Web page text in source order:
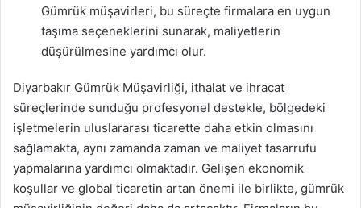
Gümrük müşavirleri, bu süreçte firmalara en uygun
taşıma seçeneklerini sunarak, maliyetlerin
düşürülmesine yardımcı olur.
Diyarbakır Gümrük Müşavirliği, ithalat ve ihracat
süreçlerinde sunduğu profesyonel destekle, bölgedeki
işletmelerin uluslararası ticarette daha etkin olmasını
sağlamakta, aynı zamanda zaman ve maliyet tasarrufu
yapmalarına yardımcı olmaktadır. Gelişen ekonomik
koşullar ve global ticaretin artan önemi ile birlikte, gümrük